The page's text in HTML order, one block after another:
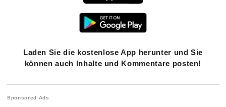
Laden Sie die kostenlose App herunter und Sie
können auch Inhalte und Kommentare posten!
Sponsored Ads